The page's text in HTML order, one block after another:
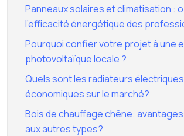
Panneaux solaires et climatisation :
l’efficacité énergétique des
Pourquoi confier votre projet à une
photovoltaïque locale ?
Quels sont les radiateurs
économiques sur le marché?
Bois de chauffage chêne:
aux autres types?